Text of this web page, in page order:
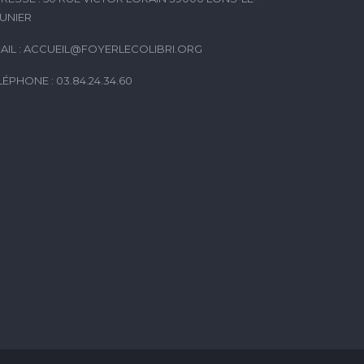
: ACCUEIL@FOYERLECOLIBRI.ORG
: 03.84.24.34.60